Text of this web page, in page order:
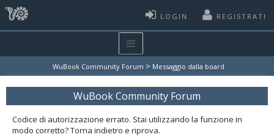
LOGIN REGISTRATI
WuBook Community Forum > Messaggio dalla board
WuBook Community Forum
Codice di autorizzazione errato. Stai utilizzando la funzione in
modo corretto? Torna indietro e riprova.